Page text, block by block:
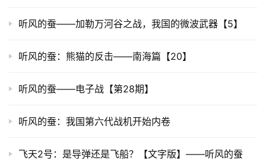
听风的蚕——加勒万河谷之战，我国的微波武器【5】
听风的蚕：熊猫的反击——南海篇【20】
听风的蚕——电子战【第28期】
听风的蚕：我国第六代战机开始内卷
飞天2号：是导弹还是飞船？【文字版】——听风的蚕